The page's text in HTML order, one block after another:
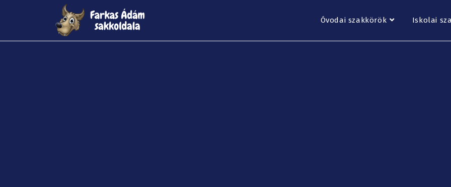
Óvodai szakkörök Iskolai